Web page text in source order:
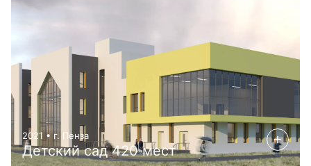
2021 • г. Пенза
Детский сад 420 мест